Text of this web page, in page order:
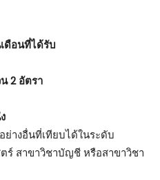
ดือนที่ได้รับ
2 อัตรา
างอื่นที่เทียบได้ในระดับ
ร์ สาขาวิชาบัญชี หรือสาขาวิชา